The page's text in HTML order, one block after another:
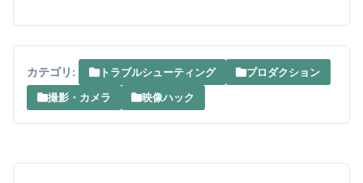
カテゴリ: トラブルシューティング
プロダクション
撮影・カメラ
映像ハック